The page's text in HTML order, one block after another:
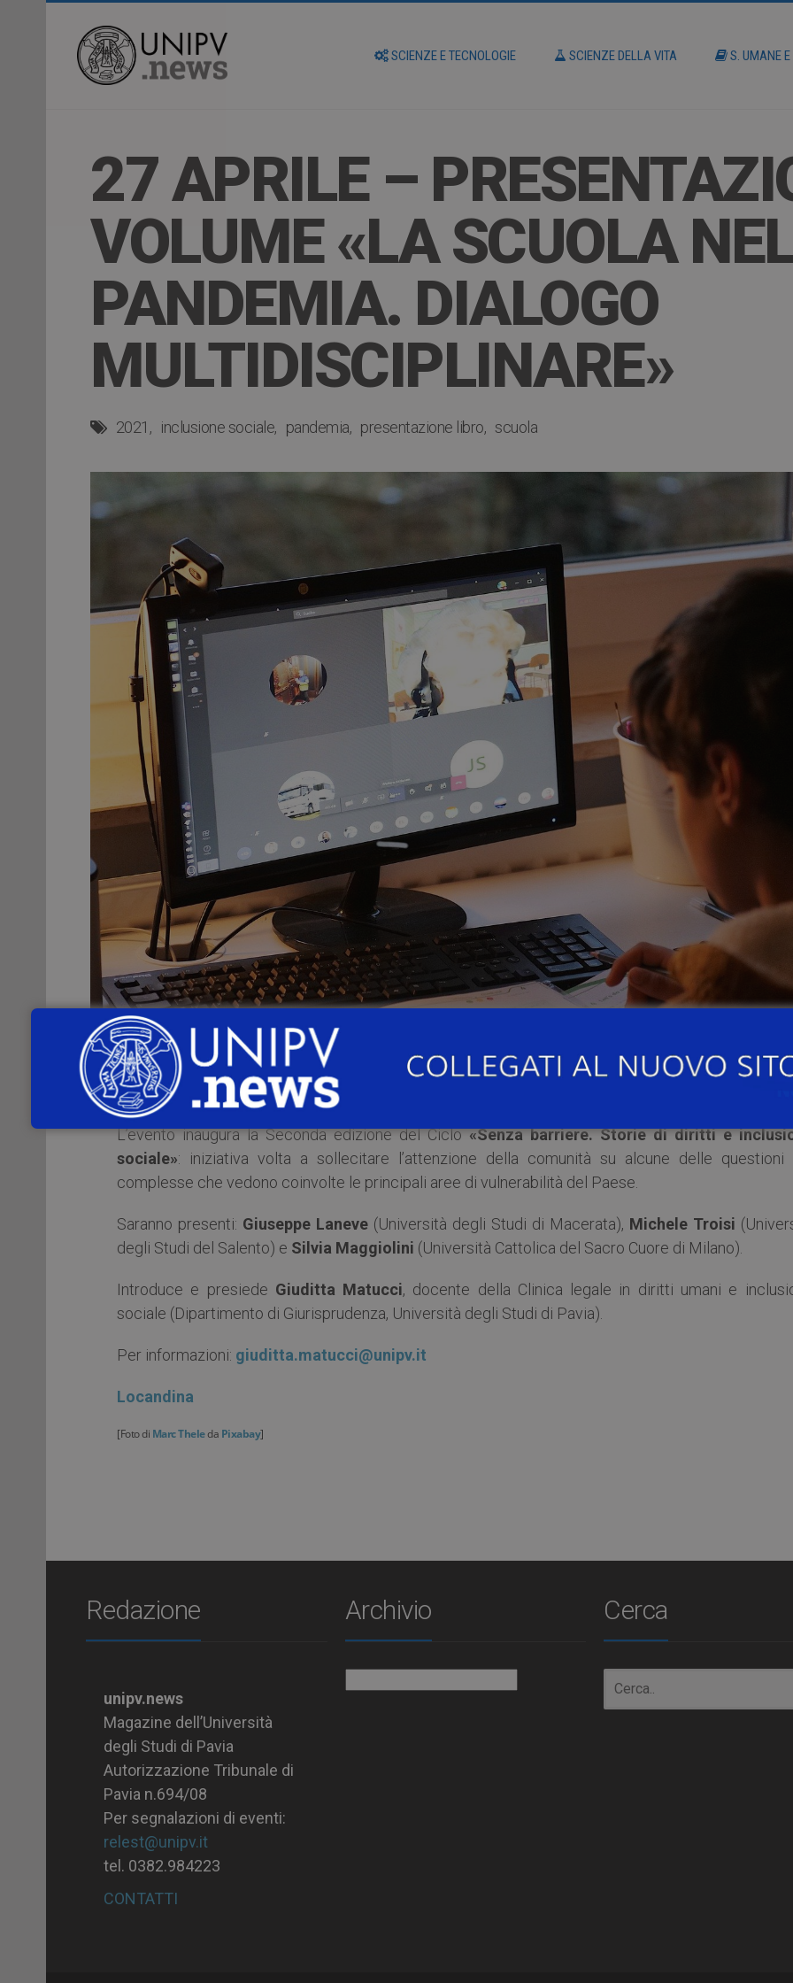
SCIENZE E TECNOLOGIE SCIENZE DELLA VITA S. UMANE
27 APRILE –
VOLUME «LA SCUOLA
PANDEMIA. DIALOGO
MULTIDISCIPLINARE»
2021 inclusione sociale pandemia presentazione libro scuola
Il27 aprile 2021 , alle ore 14:15 , sulla piattaforma ZOOM, si terrà lapresentazione del volume
scuola nella pandemia. Dialogo multidisciplinare»
L’evento inaugura la Seconda edizione del Ciclo«Senza barriere. Storie di diritti e
sociale»: iniziativa volta a sollecitare l’attenzione della comunità su alcune delle questioni
complesse che vedono coinvolte le principali aree di vulnerabilità del Paese.
Saranno presenti: Giuseppe Laneve(Università degli Studi di Macerata), Michele Troisi
degli Studi del Salento) e Silvia Maggiolini (Università Cattolica del Sacro Cuore di Milano).
Introduce e presiede Giuditta Matucci, docente della Clinica legale in diritti umani e
sociale (Dipartimento di Giurisprudenza, Università degli Studi di Pavia).
Per informazioni: giuditta.matucci@unipv.it
Locandina
[Foto di Marc Theleda Pixabay]
Redazione
unipv.news
Magazine dell’Università
degli Studi di Pavia
Autorizzazione Tribunale di
Pavia n.694/08
Per segnalazioni di eventi:
relest@unipv.it
tel. 0382.984223
CONTATTI
Archivio Cerca